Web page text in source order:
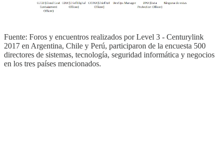
Fuente: Foros y encuentros realizados por Level 3 - Centurylink
2017 en Argentina, Chile y Perú, participaron de la encuesta 500
directores de sistemas, tecnología, seguridad informática y negocios
en los tres países mencionados.